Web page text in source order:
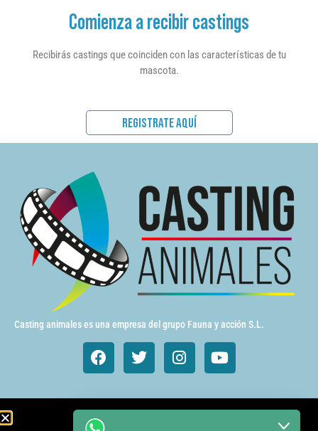
Comienza a recibir castings
Recibirás castings que coinciden con las características de tu
mascota.
REGISTRATE AQUÍ
Casting animales es una empresa del grupo Fauna y acción S.L.
Animales de cine y TV